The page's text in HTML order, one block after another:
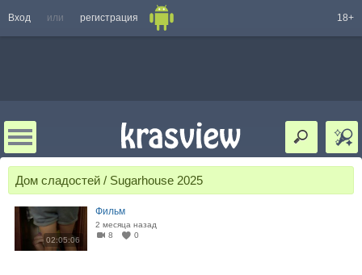
Вход или регистрация 18+
Дом сладостей / Sugarhouse 2025
02:05:06
Фильм
2 месяца назад
8
0